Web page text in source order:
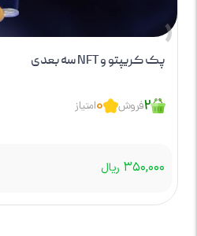
پک کریپتو و NFT سه بعدی
2فروش 0امتیاز
۳۵۰,۰۰۰ ریال
‹